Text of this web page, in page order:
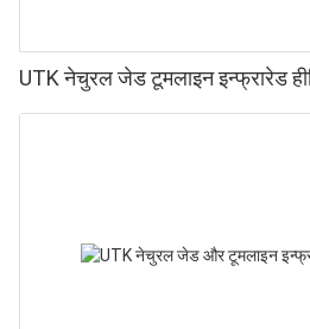
UTK नेचुरल जेड टूमलाइन इन्फ्रारेड